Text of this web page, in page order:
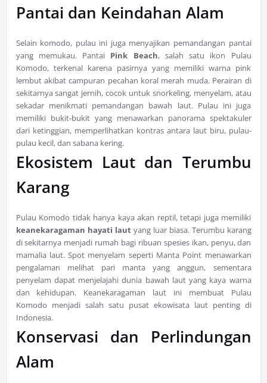
Pantai dan Keindahan Alam
Selain komodo, pulau ini juga menyajikan pemandangan pantai
yang memukau. Pantai Pink Beach, salah satu ikon Pulau
Komodo, terkenal karena pasirnya yang memiliki warna pink
lembut akibat campuran pecahan koral merah muda. Perairan di
sekitarnya sangat jernih, cocok untuk snorkeling, menyelam, atau
sekadar menikmati pemandangan bawah laut. Pulau ini juga
memiliki bukit-bukit yang menawarkan panorama spektakuler
dari ketinggian, memperlihatkan kontras antara laut biru, pulau-
pulau kecil, dan sabana kering.
Ekosistem Laut dan Terumbu
Karang
Pulau Komodo tidak hanya kaya akan reptil, tetapi juga memiliki
keanekaragaman hayati lautyang luar biasa. Terumbu karang
di sekitarnya menjadi rumah bagi ribuan spesies ikan, penyu, dan
mamalia laut. Spot menyelam seperti Manta Point menawarkan
pengalaman melihat pari manta yang anggun, sementara
penyelam dapat menjelajahi dunia bawah laut yang kaya warna
dan kehidupan. Keanekaragaman laut ini membuat Pulau
Komodo menjadi salah satu pusat ekowisata laut penting di
Indonesia.
Konservasi dan Perlindungan
Alam